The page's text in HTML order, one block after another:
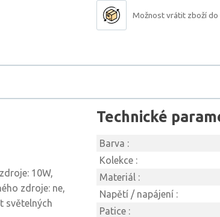
Možnost vrátit zboží do
10W,
zdroje: ne,
světelných
Technické
Barva :
Kolekce :
Materiál :
Napětí / napájení :
Patice :